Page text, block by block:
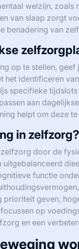
welzijn,
van slaap zorgt
benadering van
op te stellen,
het identificeren
specifieke
aan
helpt om deze
in zelfzorg?
door de
functie
geven,
op
en een